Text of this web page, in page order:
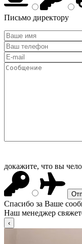
Письмо директору
докажите, что вы
Спасибо за Ваше
Наш менеджер